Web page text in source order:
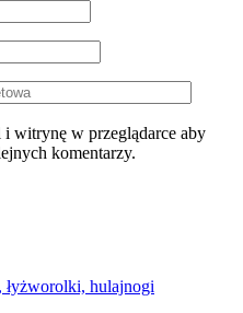
i witrynę w przeglądarce aby
komentarzy.